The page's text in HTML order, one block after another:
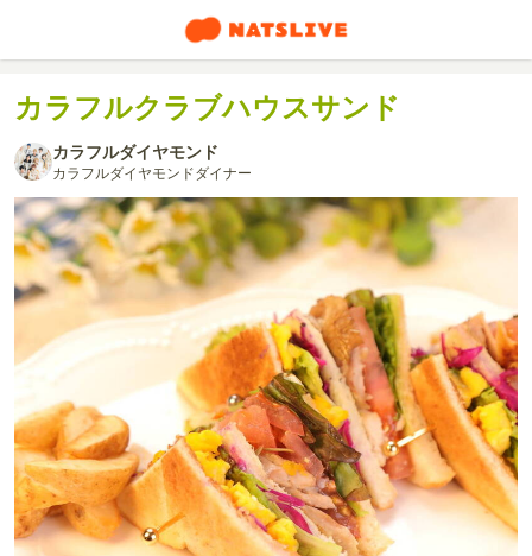
カラフルクラブハウスサンド
カラフルダイヤモンド
カラフルダイヤモンドダイナー